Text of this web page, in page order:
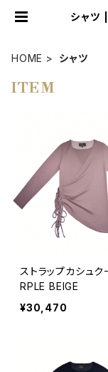
シャ
HOME シャツ
ITEM
ストラップカシュ
RPLE BEIGE
¥30,470